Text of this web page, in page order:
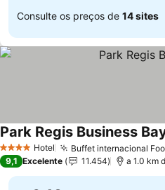
Consulte os preços de 14 sites
4 EstrelasHotel Buffet internacional
Park Regis Business
9,1 Excelente 11.454 a 1.0 km